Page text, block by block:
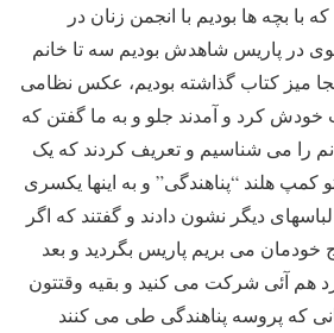
با بچه ها بودیم با انجمن زنان در
در پاریس شاهدش بودیم سه تا خانم
میز کتاب گذاشته بودیم، عکس نظامی
خودش کرد و آمدند جلو و به ما گفتن که
را می شناسیم و تعریف کردند که یک
کمپ هلند “پناهندگی” و به اینها یکسری
دیگر نشون دادند و گفتند که اگر
خودمان می بریم پاریس بگردید و بعد
هم آئی شرکت می کنید و بقیه وقتتون
که پروسه پناهندگی طی می کنند